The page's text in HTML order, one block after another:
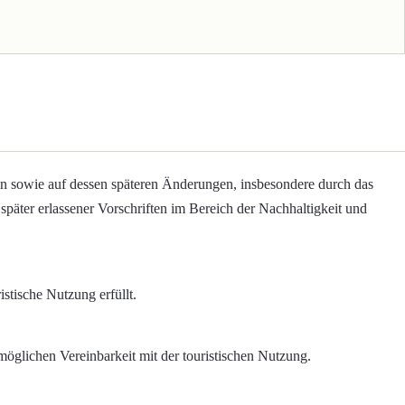
auf dessen späteren Änderungen, insbesondere durch das
erlassener Vorschriften im Bereich der Nachhaltigkeit und
Nutzung erfüllt.
Vereinbarkeit mit der touristischen Nutzung.